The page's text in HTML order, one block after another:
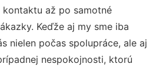
až po samotné
Keďže aj my sme iba
nielen počas spolupráce, ale aj
nespokojnosti, ktorú